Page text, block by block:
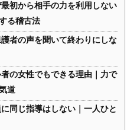
初から相手の力を利用しない
る稽古法
者の声を聞いて終わりにしな
者の女性でもできる理由｜力で
道
同じ指導はしない｜一人ひと